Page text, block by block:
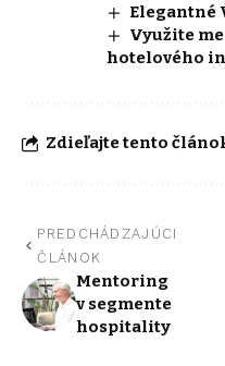
Elegantné
Využite
hotelového
Zdieľajte tento
PREDCHÁDZAJÚCI
ČLÁNOK
Mentoring
v segmente
hospitality